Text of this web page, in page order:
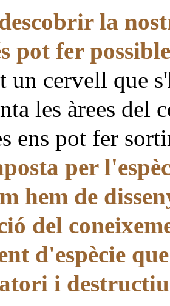
la
pot fer
un cervell que
les àrees del
ens pot fer
per
hem de
del
d'espècie
i